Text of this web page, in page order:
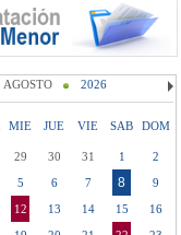
AGOSTO 2026
MIE JUE VIE SAB DOM
29 30 31 1
2
5 6 7 8
9
12 13 14 15
16